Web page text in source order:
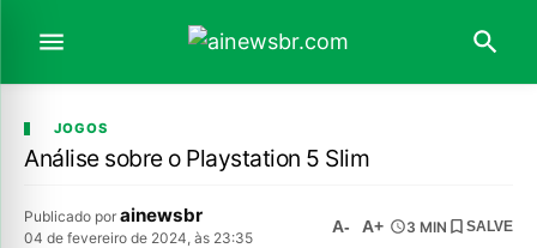
JOGOS
Análise sobre o Playstation 5 Slim
Publicado por ainewsbr
04 de fevereiro de 2024, às 23:35
A- A+ 3 MIN SALVE